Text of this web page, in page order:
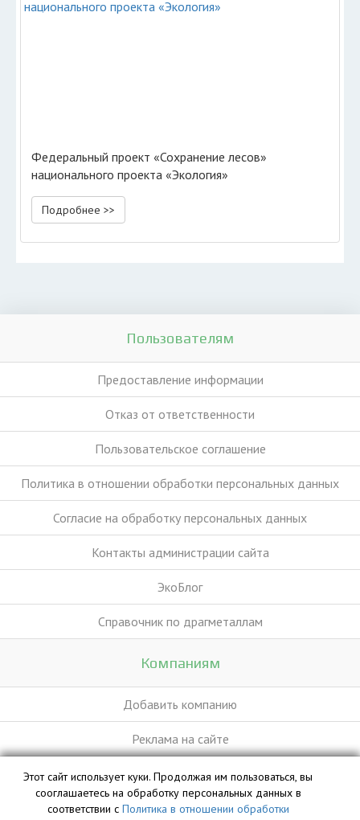
Федеральный проект «Сохранение лесов»
национального проекта «Экология»
Подробнее >>
Пользователям
Предоставление информации
Отказ от ответственности
Пользовательское соглашение
Политика в отношении обработки персональных данных
Согласие на обработку персональных данных
Контакты администрации сайта
ЭкоБлог
Справочник по драгметаллам
Компаниям
Добавить компанию
Реклама на сайте
База данных сайта vyvoz.org является интеллектуальной
собственностью ООО «Профит» и охраняется законом.
Этот сайт использует куки. Продолжая им пользоваться, вы
сооглашаетесь на обработку персональных данных в
соответствии с Политика в отношении обработки